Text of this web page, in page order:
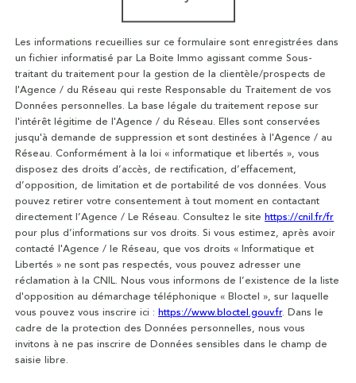
Les informations recueillies sur ce formulaire sont enregistrées dans
un fichier informatisé par La Boite Immo agissant comme Sous-
traitant du traitement pour la gestion de la clientèle/prospects de
l'Agence / du Réseau qui reste Responsable du Traitement de vos
Données personnelles. La base légale du traitement repose sur
l'intérêt légitime de l'Agence / du Réseau. Elles sont conservées
jusqu'à demande de suppression et sont destinées à l'Agence / au
Réseau. Conformément à la loi « informatique et libertés », vous
disposez des droits d’accès, de rectification, d’effacement,
d’opposition, de limitation et de portabilité de vos données. Vous
pouvez retirer votre consentement à tout moment en contactant
directement l’Agence / Le Réseau. Consultez le site https://cnil.fr/fr
pour plus d’informations sur vos droits. Si vous estimez, après avoir
contacté l'Agence / le Réseau, que vos droits « Informatique et
Libertés » ne sont pas respectés, vous pouvez adresser une
réclamation à la CNIL. Nous vous informons de l’existence de la liste
d'opposition au démarchage téléphonique « Bloctel », sur laquelle
vous pouvez vous inscrire ici : https://www.bloctel.gouv.fr. Dans le
cadre de la protection des Données personnelles, nous vous
invitons à ne pas inscrire de Données sensibles dans le champ de
saisie libre.